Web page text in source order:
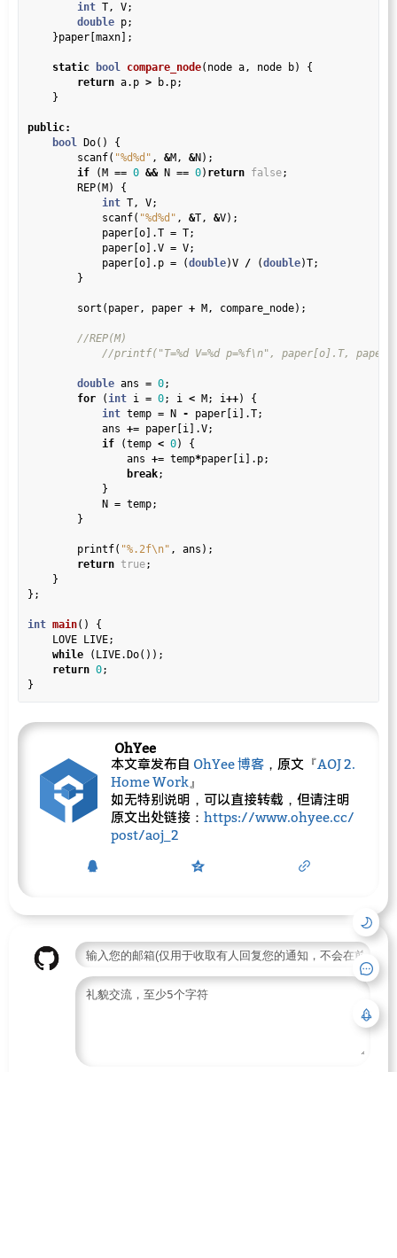
int T, V;
double p;
    }paper[maxn];
static bool compare_node(node a, node b) {
return a.p > b.p;
    }
public:
bool Do() {
        scanf(
"%d%d" , &M, &N);
if (M == 0 && N == 0) return false;
        REP(M) {
int T, V;
            scanf(
"%d%d" , &T, &V);
            paper[o].T
= T;
            paper[o].V
= V;
            paper[o].p
= (double)V / (double)T;
        }
        sort(paper, paper
+ M, compare_node);
double ans = 0;
for (int i = 0; i < M; i++) {
int temp = N - paper[i].T;
            ans
+= paper[i].V;
if (temp < 0) {
                ans
+= temp*paper[i].p;
break;
            }
            N
= temp;
        }
        printf(
"%.2f\n" , ans);
return true;
    }
};
int main() {
    LOVE LIVE;
while (LIVE.Do());
return 0;
OhYee
本文章发布自 OhYee 博客 ，原文『AOJ 2.
Home Work 』
如无特别说明，可以直接转载，但请注明
原文出处链接： https://www.ohyee.cc/
post/aoj_2